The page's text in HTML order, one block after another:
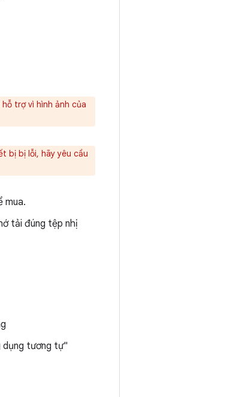
trợ vì hình ảnh của
bị bị lỗi, hãy yêu cầu
mua.
tải đúng tệp nhị
dụng tương tự"